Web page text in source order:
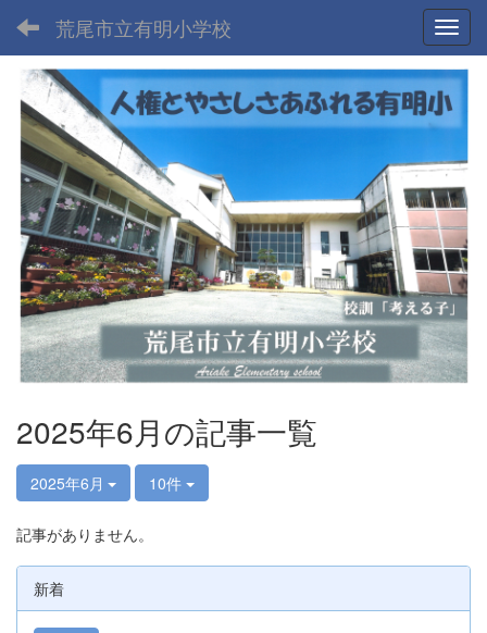
荒尾市立有明小学校
2025年6月の記事一覧
2025年6月 10件
記事がありません。
新着